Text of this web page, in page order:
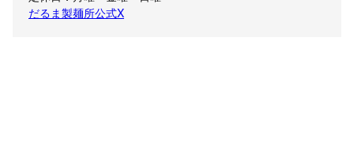
だるま製麺所公式X